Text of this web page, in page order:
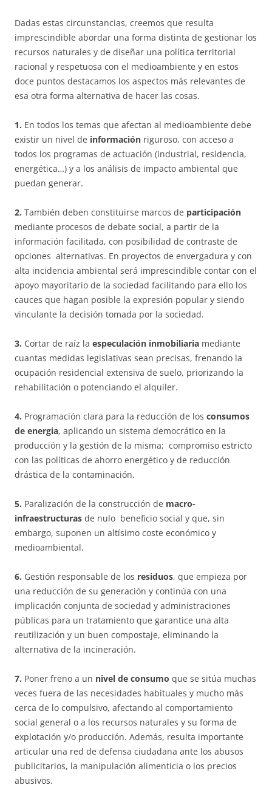
Dadas estas circunstancias, creemos que resulta
imprescindible abordar una forma distinta de gestionar los
recursos naturales y de diseñar una política territorial
racional y respetuosa con el medioambiente y en estos
doce puntos destacamos los aspectos más relevantes de
esa otra forma alternativa de hacer las cosas.
1. En todos los temas que afectan al medioambiente debe
existir un nivel de información riguroso, con acceso a
todos los programas de actuación (industrial, residencia,
energética…) y a los análisis de impacto ambiental que
puedan generar.
2. También deben constituirse marcos de participación
mediante procesos de debate social, a partir de la
información facilitada, con posibilidad de contraste de
opciones alternativas. En proyectos de envergadura y con
alta incidencia ambiental será imprescindible contar con el
apoyo mayoritario de la sociedad facilitando para ello los
cauces que hagan posible la expresión popular y siendo
vinculante la decisión tomada por la sociedad.
3. Cortar de raíz la especulación inmobiliaria mediante
cuantas medidas legislativas sean precisas, frenando la
ocupación residencial extensiva de suelo, priorizando la
rehabilitación o potenciando el alquiler.
4. Programación clara para la reducción de los consumos
de energia, aplicando un sistema democrático en la
producción y la gestión de la misma; compromiso estricto
con las políticas de ahorro energético y de reducción
drástica de la contaminación.
5. Paralización de la construcción de macro-
infraestructuras de nulo beneficio social y que, sin
embargo, suponen un altísimo coste económico y
medioambiental.
6. Gestión responsable de los residuos, que empieza por
una reducción de su generación y continúa con una
implicación conjunta de sociedad y administraciones
públicas para un tratamiento que garantice una alta
reutilización y un buen compostaje, eliminando la
alternativa de la incineración.
7. Poner freno a un nivel de consumo que se sitúa muchas
veces fuera de las necesidades habituales y mucho más
cerca de lo compulsivo, afectando al comportamiento
social general o a los recursos naturales y su forma de
explotación y/o producción. Además, resulta importante
articular una red de defensa ciudadana ante los abusos
publicitarios, la manipulación alimenticia o los precios
abusivos.